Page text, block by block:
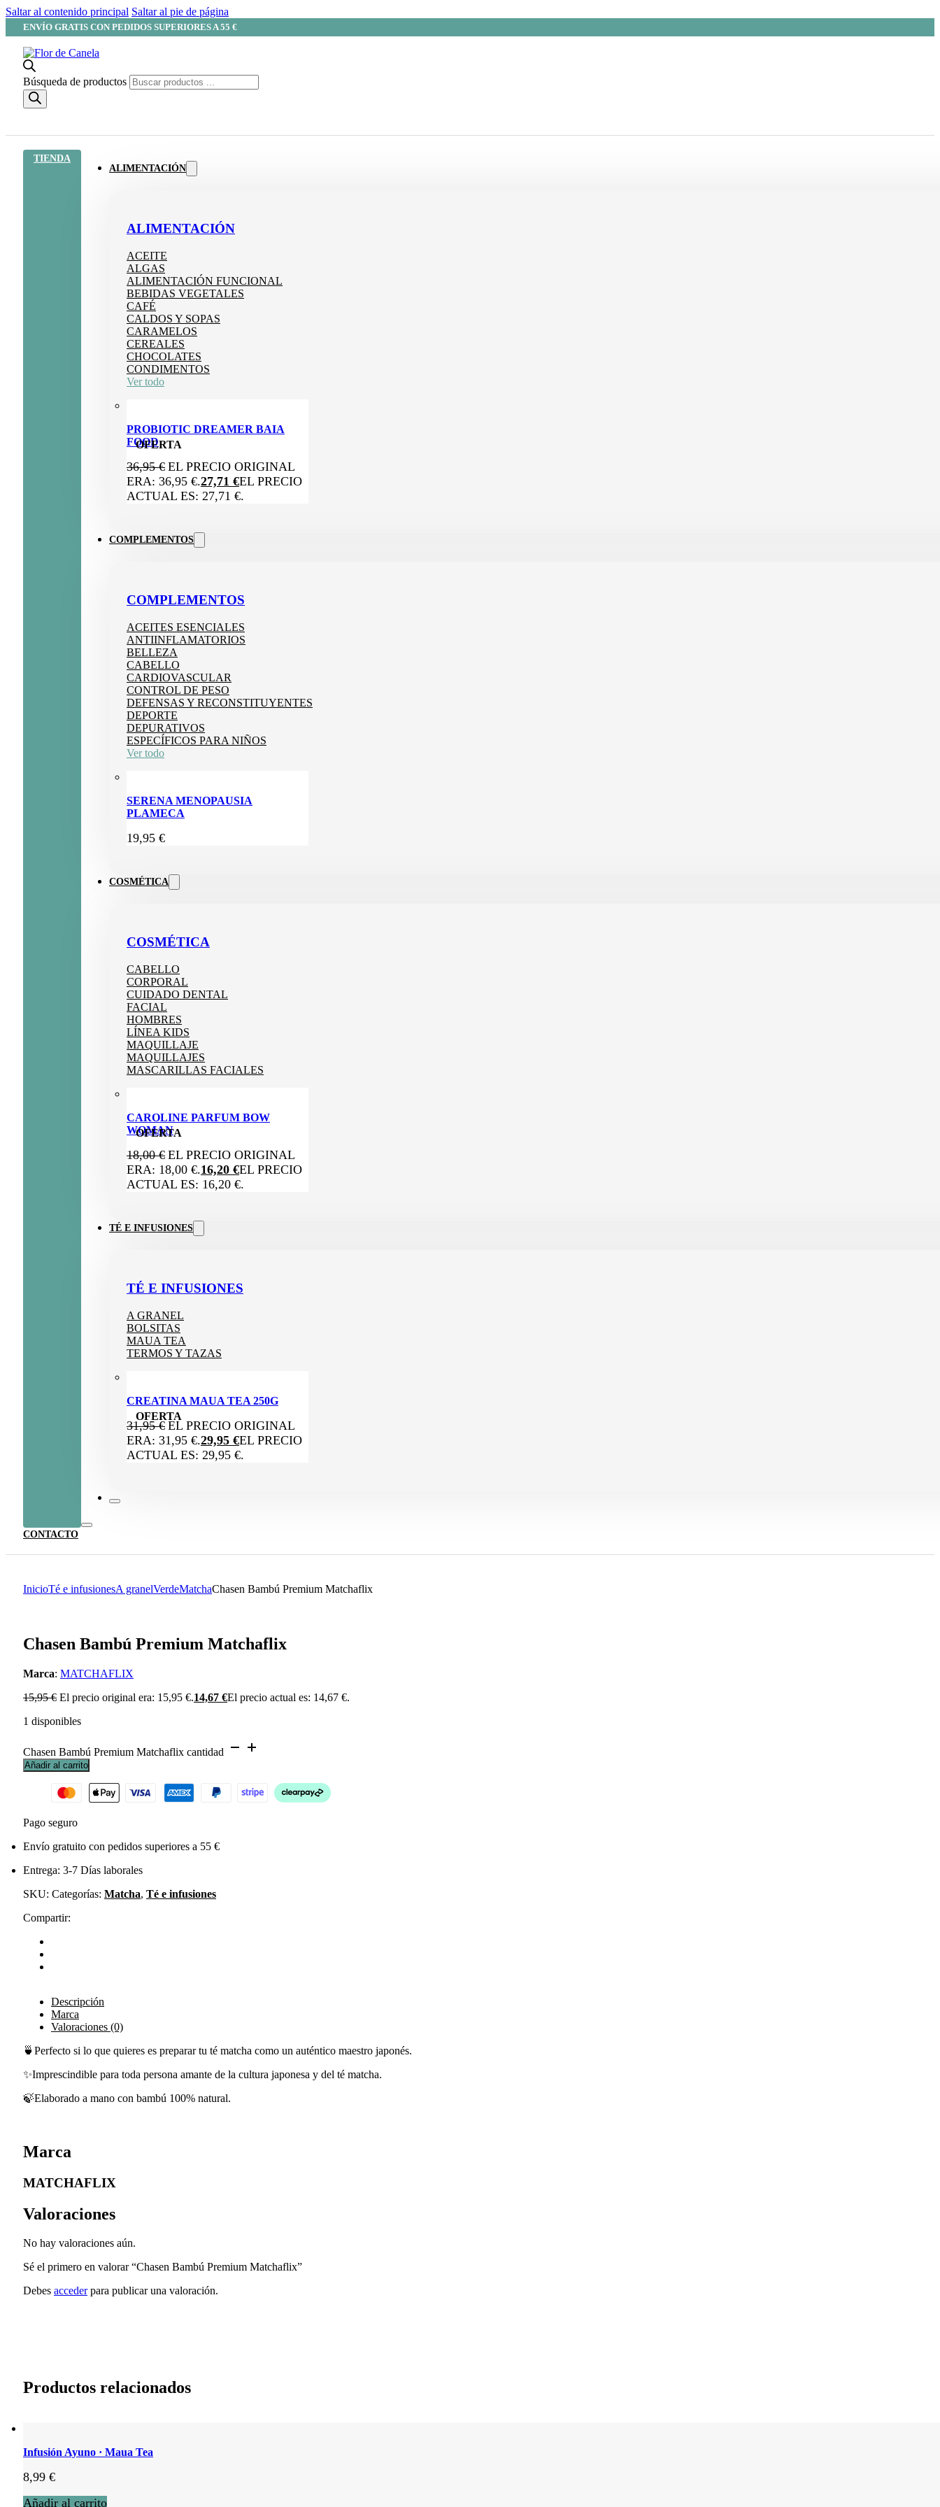
Saltar al contenido principal Saltar al pie de página
ENVÍO GRATIS CON PEDIDOS SUPERIORES A 55 €
Búsqueda de productos
TIENDA
ALIMENTACIÓN
ALIMENTACIÓN
ACEITE
ALGAS
ALIMENTACIÓN FUNCIONAL
BEBIDAS VEGETALES
CAFÉ
CALDOS Y SOPAS
CARAMELOS
CEREALES
CHOCOLATES
CONDIMENTOS
Ver todo
OFERTA
PROBIOTIC DREAMER BAIA
FOOD
36,95€ EL PRECIO ORIGINAL
ERA: 36,95 €.27,71 €EL PRECIO
ACTUAL ES: 27,71 €.
COMPLEMENTOS
COMPLEMENTOS
ACEITES ESENCIALES
ANTIINFLAMATORIOS
BELLEZA
CABELLO
CARDIOVASCULAR
CONTROL DE PESO
DEFENSAS Y RECONSTITUYENTES
DEPORTE
DEPURATIVOS
ESPECÍFICOS PARA NIÑOS
Ver todo
SERENA MENOPAUSIA
PLAMECA
19,95 €
COSMÉTICA
COSMÉTICA
CABELLO
CORPORAL
CUIDADO DENTAL
FACIAL
HOMBRES
LÍNEA KIDS
MAQUILLAJE
MAQUILLAJES
MASCARILLAS FACIALES
OFERTA
CAROLINE PARFUM BOW
WOMAN
18,00€ EL PRECIO ORIGINAL
ERA: 18,00 €.16,20 €EL PRECIO
ACTUAL ES: 16,20 €.
TÉ E INFUSIONES
TÉ E INFUSIONES
A GRANEL
BOLSITAS
MAUA TEA
TERMOS Y TAZAS
OFERTA
CREATINA MAUA TEA 250G
31,95€ EL PRECIO ORIGINAL
ERA: 31,95 €.29,95 €EL PRECIO
ACTUAL ES: 29,95 €.
CONTACTO
InicioTé e infusionesA granelVerdeMatchaChasen Bambú Premium Matchaflix
Chasen Bambú Premium Matchaflix
Marca: MATCHAFLIX
15,95€ El precio original era: 15,95 €.14,67 €El precio actual es: 14,67 €.
1 disponibles
Chasen Bambú Premium Matchaflix cantidad
Añadir al carrito
Pago seguro
Envío gratuito con pedidos superiores a 55 €
Entrega: 3-7 Días laborales
SKU: Categorías: Matcha, Té e infusiones
Compartir:
Descripción
Marca
Valoraciones (0)
🍵Perfecto si lo que quieres es preparar tu té matcha como un auténtico maestro japonés.
✨Imprescindible para toda persona amante de la cultura japonesa y del té matcha.
🍃Elaborado a mano con bambú 100% natural.
Marca
MATCHAFLIX
Valoraciones
No hay valoraciones aún.
Sé el primero en valorar “Chasen Bambú Premium Matchaflix”
Debes accederpara publicar una valoración.
Productos relacionados
Infusión Ayuno · Maua Tea
8,99 €
Añadir al carrito